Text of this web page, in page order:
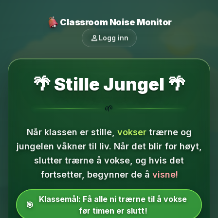
Classroom Noise Monitor
person Logg inn
🌴 Stille Jungel 🌴
🌱
Når klassen er stille, voksertrærne og
jungelen våkner til liv. Når det blir for høyt,
slutter trærne å vokse, og hvis det
fortsetter, begynner de å visne!
🎯
Klassemål: Få alle ni trærne til å vokse
før timen er slutt!